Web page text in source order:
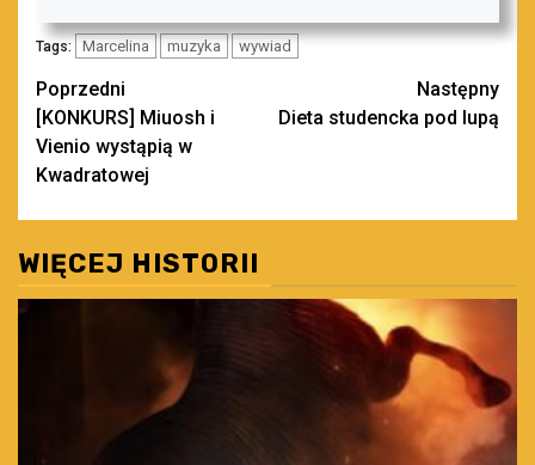
Tags: Marcelina muzyka wywiad
Zobacz
wpisy
Poprzedni
[KONKURS] Miuosh i
Vienio wystąpią w
Kwadratowej
Następny
Dieta studencka pod lupą
WIĘCEJ HISTORII